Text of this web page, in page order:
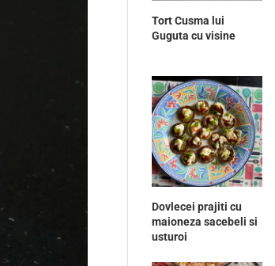
Tort Cusma lui
Guguta cu visine
Dovlecei prajiti cu
maioneza sacebeli si
usturoi